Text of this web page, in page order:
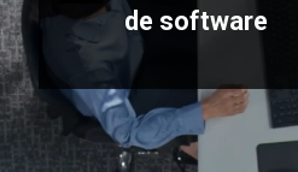
de software